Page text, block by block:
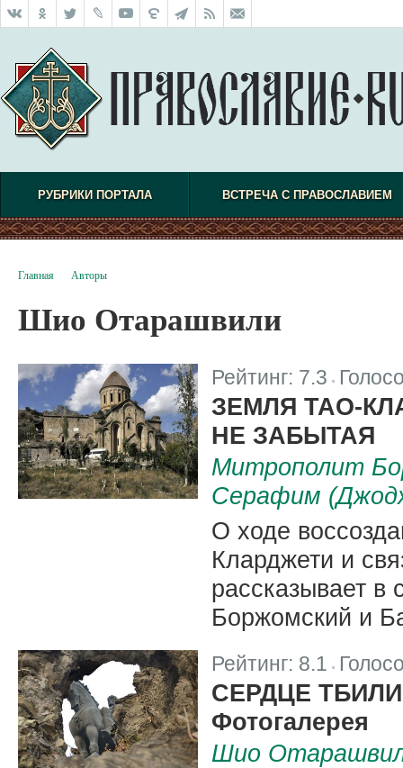
РУБРИКИ ПОРТАЛА ВСТРЕЧА С ПРАВОСЛАВИЕМ
Главная Авторы
Шио Отарашвили
Рейтинг: 7.3
ЗЕМЛЯ ТАО-
НЕ ЗАБЫТАЯ
Митрополит
Серафим
О ходе
Кларджети и
рассказывает в
Боржомский и
Рейтинг: 8.1
СЕРДЦЕ
Фотогалерея
Шио